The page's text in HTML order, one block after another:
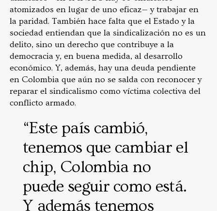
atomizados en lugar de uno eficaz— y trabajar en
la paridad. También hace falta que el Estado y la
sociedad entiendan que la sindicalización no es un
delito, sino un derecho que contribuye a la
democracia y, en buena medida, al desarrollo
económico. Y, además, hay una deuda pendiente
en Colombia que aún no se salda con reconocer y
reparar el sindicalismo como víctima colectiva del
conflicto armado.
“Este país cambió,
tenemos que cambiar el
chip, Colombia no
puede seguir como está.
Y además tenemos